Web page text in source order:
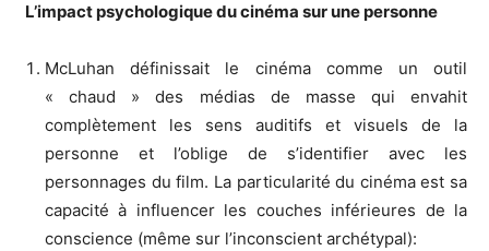
L’impact psychologique du cinéma surune personne
McLuhan définissait le cinéma comme un outil
« chaud » des médias de masse qui envahit
complètement les sens auditifs et visuels de la
personne et l’oblige de s’identifier avec les
personnages du film. La particularité du cinéma est sa
capacité à influencer les couches inférieures de la
conscience (même sur l’inconscient archétypal):